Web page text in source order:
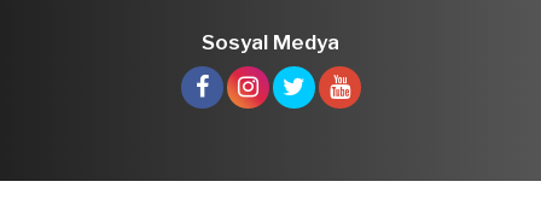
Sosyal Medya